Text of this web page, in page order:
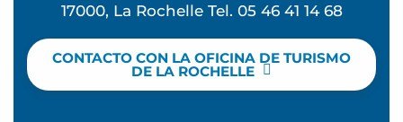
17000, La Rochelle Tel. 05 46 41 14 68
CONTACTO CON LA OFICINA DE TURISMO
DE LA ROCHELLE